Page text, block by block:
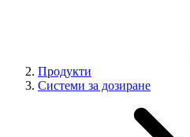
Продукти
Системи за дозиране